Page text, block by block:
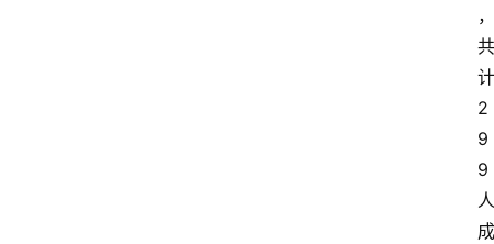
，
共
计
2
9
9
人
成